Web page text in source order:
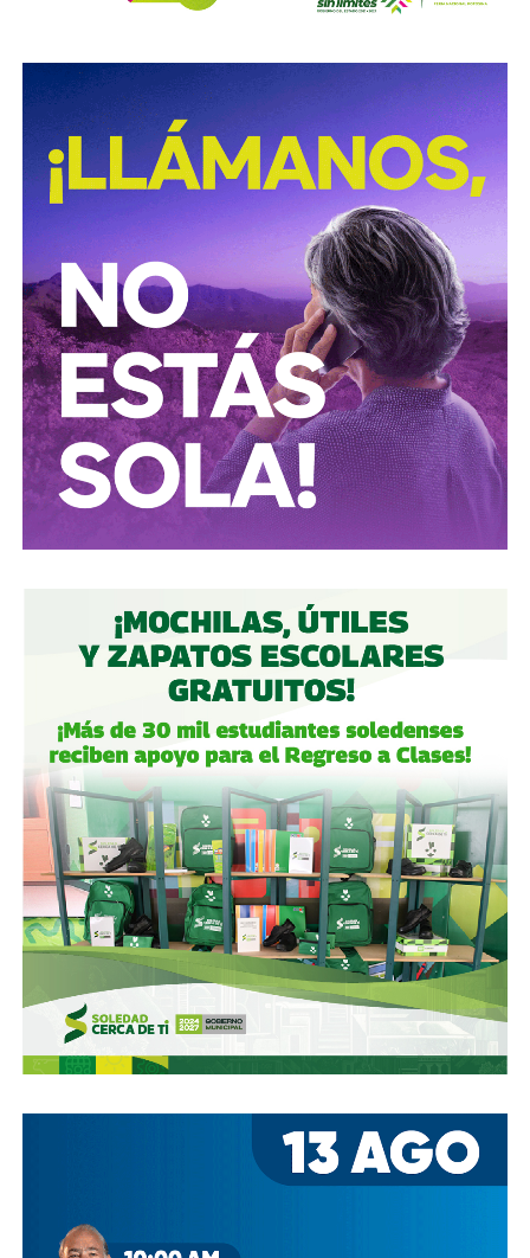
acciones de prevención y seguridad vial, promoviendo una
motocicletas y motonetas en San Luis Potosí.
También lee:Deudores alimentarios podrían enfrentar
cárcel por ocultar bienes en SLP